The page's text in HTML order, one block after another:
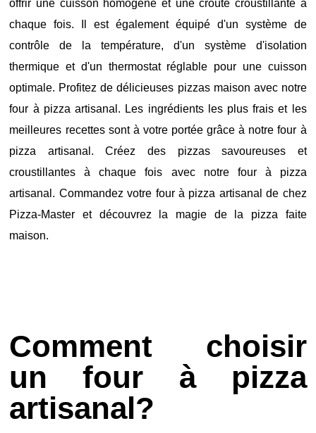
offrir une cuisson homogène et une croûte croustillante à
chaque fois. Il est également équipé d'un système de
contrôle de la température, d'un système d'isolation
thermique et d'un thermostat réglable pour une cuisson
optimale. Profitez de délicieuses pizzas maison avec notre
four à pizza artisanal. Les ingrédients les plus frais et les
meilleures recettes sont à votre portée grâce à notre four à
pizza artisanal. Créez des pizzas savoureuses et
croustillantes à chaque fois avec notre four à pizza
artisanal. Commandez votre four à pizza artisanal de chez
Pizza-Master et découvrez la magie de la pizza faite
maison.
Comment choisir
un four à pizza
artisanal?